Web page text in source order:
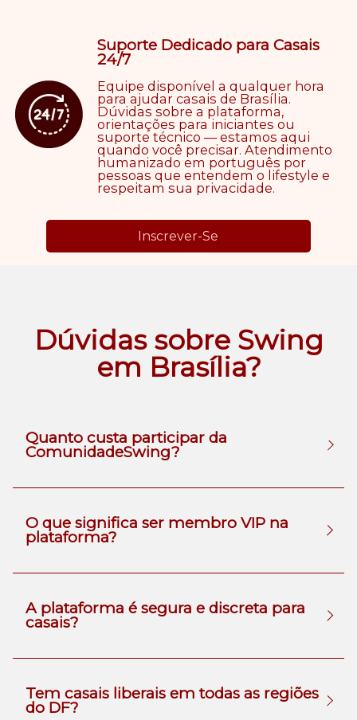
Suporte Dedicado para Casais
24/7
Equipe disponível a qualquer hora
para ajudar casais de Brasília.
Dúvidas sobre a plataforma,
orientações para iniciantes ou
suporte técnico — estamos aqui
quando você precisar. Atendimento
humanizado em português por
pessoas que entendem o lifestyle e
respeitam sua privacidade.
Inscrever-Se
Dúvidas sobre Swing
em Brasília?
Quanto custa participar da
ComunidadeSwing?
O que significa ser membro VIP na
plataforma?
A plataforma é segura e discreta para
casais?
Tem casais liberais em todas as regiões
do DF?